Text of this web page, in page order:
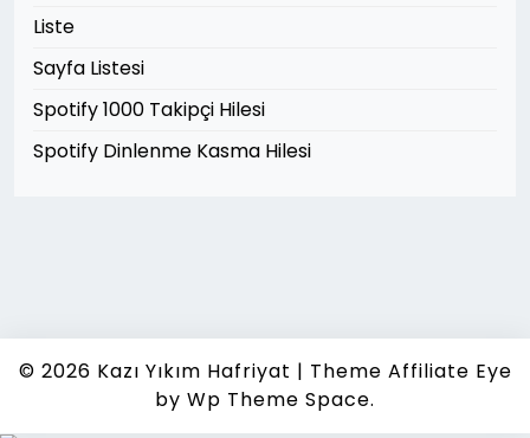
Liste
Sayfa Listesi
Spotify 1000 Takipçi Hilesi
Spotify Dinlenme Kasma Hilesi
© 2026 Kazı Yıkım Hafriyat | Theme Affiliate Eye
by Wp Theme Space.